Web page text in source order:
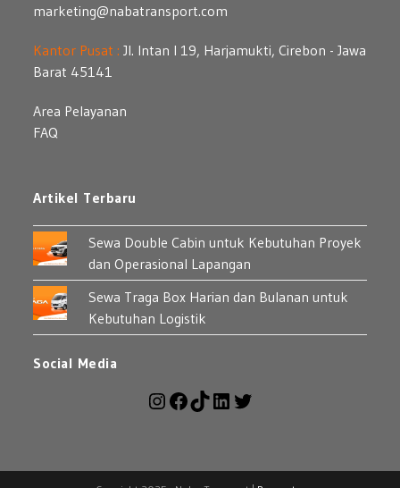
marketing@nabatransport.com
Kantor Pusat : Jl. Intan I 19, Harjamukti, Cirebon - Jawa
Barat 45141
Area Pelayanan
FAQ
Artikel Terbaru
Sewa Double Cabin untuk Kebutuhan Proyek
dan Operasional Lapangan
Sewa Traga Box Harian dan Bulanan untuk
Kebutuhan Logistik
Social Media